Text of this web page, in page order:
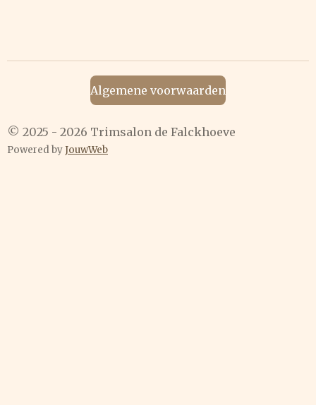
Algemene voorwaarden
© 2025 - 2026 Trimsalon de Falckhoeve
Powered byJouwWeb